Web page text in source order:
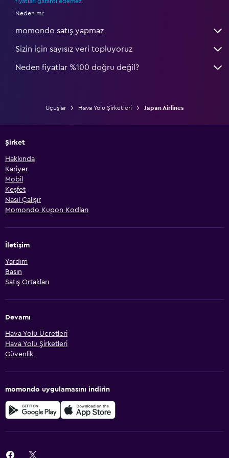
Neden mi:
momondo satış yapmaz
Sizin için sayısız veri topluyoruz
Neden fiyatlar %100 doğru değil?
Uçuşlar Hava Yolu Şirketleri Japan Airlines
Şirket
Hakkında
Kariyer
Mobil
Keşfet
Nasıl Çalışır
Momondo Kupon Kodları
İletişim
Yardım
Basın
Satış Ortakları
Devamı
Hava Yolu Ücretleri
Hava Yolu Şirketleri
Güvenlik
momondo uygulamasını indirin